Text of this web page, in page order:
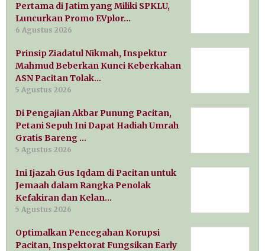
Pertama di Jatim yang Miliki SPKLU,
Luncurkan Promo EVplor…
6 Agustus 2026
Prinsip Ziadatul Nikmah, Inspektur
Mahmud Beberkan Kunci Keberkahan
ASN Pacitan Tolak…
5 Agustus 2026
Di Pengajian Akbar Punung Pacitan,
Petani Sepuh Ini Dapat Hadiah Umrah
Gratis Bareng …
5 Agustus 2026
Ini Ijazah Gus Iqdam di Pacitan untuk
Jemaah dalam Rangka Penolak
Kefakiran dan Kelan…
5 Agustus 2026
Optimalkan Pencegahan Korupsi
Pacitan, Inspektorat Fungsikan Early